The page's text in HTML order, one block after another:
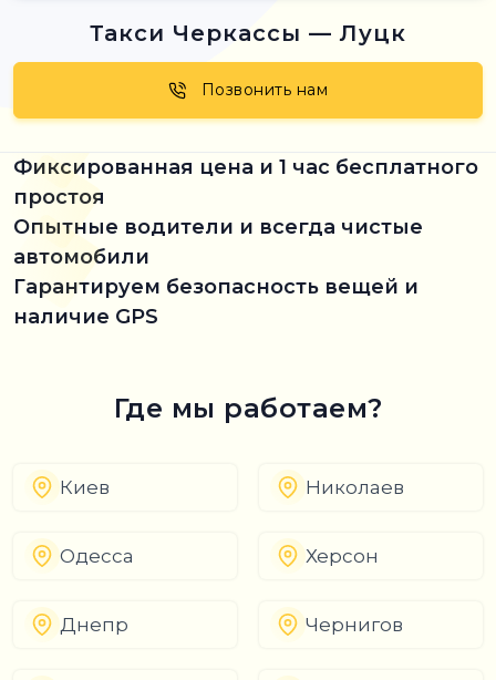
Такси Черкассы — Луцк
Позвонить нам
Фиксированная цена и 1 час бесплатного
простоя
Опытные водители и всегда чистые
автомобили
Гарантируем безопасность вещей и
наличие GPS
Где мы работаем?
Киев Николаев
Одесса Херсон
Днепр Чернигов